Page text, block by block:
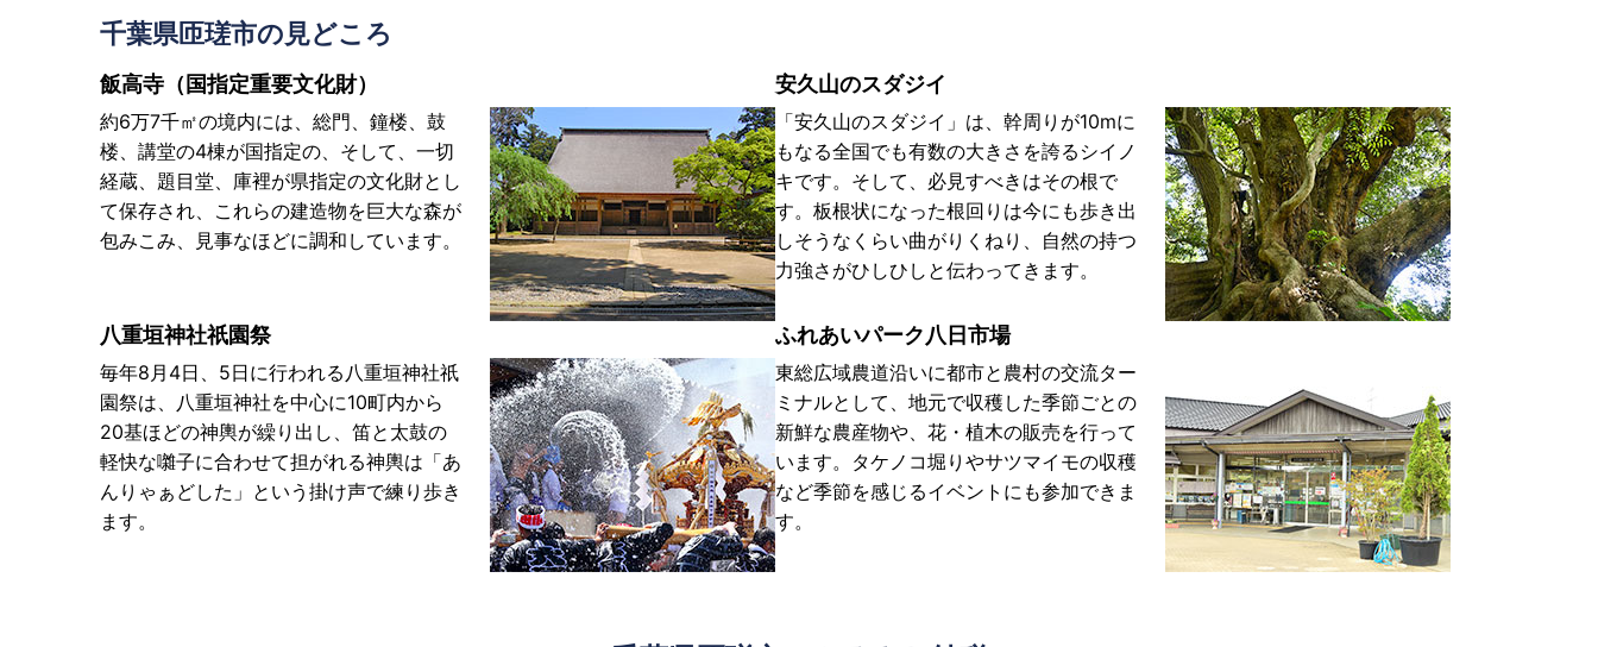
千葉県匝瑳市の見どころ
飯高寺（国指定重要文化財）
約6万7千㎡の境内には、総門、鐘楼、鼓
楼、講堂の4棟が国指定の、そして、一切
経蔵、題目堂、庫裡が県指定の文化財とし
て保存され、これらの建造物を巨大な森が
包みこみ、見事なほどに調和しています。
安久山のスダジイ
「安久山のスダジイ」は、幹周りが10mに
もなる全国でも有数の大きさを誇るシイノ
キです。そして、必見すべきはその根で
す。板根状になった根回りは今にも歩き出
しそうなくらい曲がりくねり、自然の持つ
力強さがひしひしと伝わってきます。
八重垣神社祇園祭
毎年8月4日、5日に行われる八重垣神社祇
園祭は、八重垣神社を中心に10町内から
20基ほどの神輿が繰り出し、笛と太鼓の
軽快な囃子に合わせて担がれる神輿は「あ
んりゃぁどした」という掛け声で練り歩き
ます。
ふれあいパーク八日市場
東総広域農道沿いに都市と農村の交流ター
ミナルとして、地元で収穫した季節ごとの
新鮮な農産物や、花・植木の販売を行って
います。タケノコ堀りやサツマイモの収穫
など季節を感じるイベントにも参加できま
す。